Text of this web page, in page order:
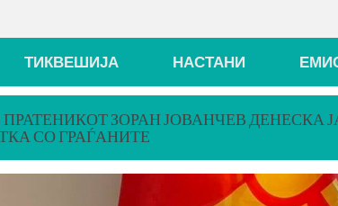
ТИКВЕШИЈА НАСТАНИ
ЗОРАН ЈОВАНЧЕВ ДЕНЕСКА
СО ГРАЃАНИТЕ